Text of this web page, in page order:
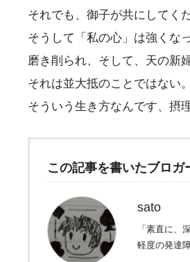
それでも、御子が共にしてく
そうして「私の心」は強くな
磨き削られ、そして、天の新
それは並大抵のことではない
そういう生き方なんです、摂
この記事を書いたブロガ
sato
「素直に、
軽度の発達